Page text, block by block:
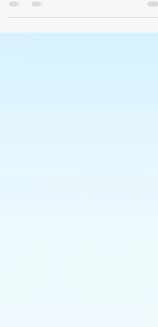
publier votre site puis connectez-vous
directement...